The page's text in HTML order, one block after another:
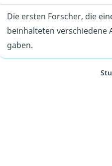
Die ersten Forscher, die
beinhalteten verschiedene
gaben.